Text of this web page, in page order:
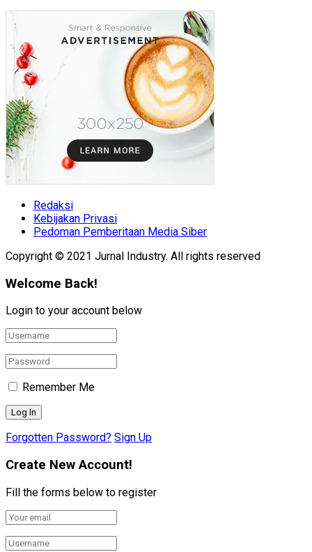
Redaksi
Kebijakan Privasi
Pedoman Pemberitaan Media Siber
Copyright © 2021 Jurnal Industry. All rights reserved
Welcome Back!
Login to your account below
Remember Me
Forgotten Password? Sign Up
Create New Account!
Fill the forms below to register